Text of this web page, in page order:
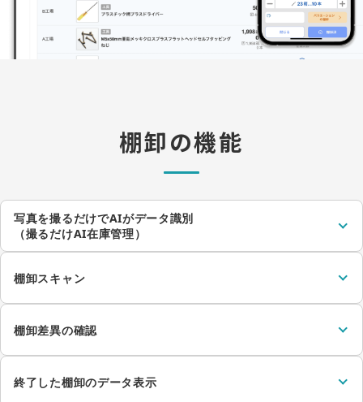
棚卸の機能
写真を撮るだけでAIがデータ識別
（撮るだけAI在庫管理）
棚卸スキャン
棚卸差異の確認
終了した棚卸のデータ表示